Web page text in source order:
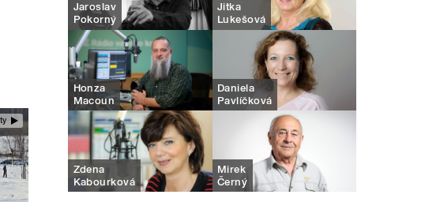
Jaroslav
Pokorný
Jitka
Lukešová
Honza
Macoun
Daniela
Pavlíčková
Zdena
Kabourková
Mirek
Černý